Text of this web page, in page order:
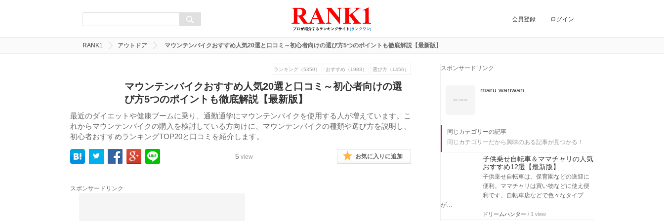
会員登録 ログイン
RANK1 アウトドア マウンテンバイクおすすめ人気20選と口コミ～初心者向けの選び方5つのポイントも徹底解説【最新版】
ランキング（5350） おすすめ（1983） 選び方（1456）
マウンテンバイクおすすめ人気20選と口コミ～初心者向けの選
び方5つのポイントも徹底解説【最新版】
最近のダイエットや健康ブームに乗り、通勤通学にマウンテンバイクを使用する人が増えています。こ
れからマウンテンバイクの購入を検討している方向けに、マウンテンバイクの種類や選び方を説明し、
初心者おすすめランキングTOP20と口コミを紹介します。
5 view お気に入りに追加
スポンサードリンク
スポンサードリンク
maru.wanwan
同じカテゴリーの記事
同じカテゴリーだから興味のある記事が見つかる！
子供乗せ自転車＆ママチャリの人気
おすすめ12選【最新版】
子供乗せ自転車は、保育園などの送迎に
便利。ママチャリは買い物などに使え便
利です。自転車店などで色々なタイプ
が…
ドリームハンター / 1 view